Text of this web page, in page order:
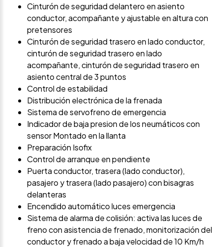
Cinturón de seguridad delantero en asiento
conductor, acompañante y ajustable en altura con
pretensores
Cinturón de seguridad trasero en lado conductor,
cinturón de seguridad trasero en lado
acompañante, cinturón de seguridad trasero en
asiento central de 3 puntos
Control de estabilidad
Distribución electrónica de la frenada
Sistema de servofreno de emergencia
Indicador de baja presion de los neumáticos con
sensor Montado en la llanta
Preparación Isofix
Control de arranque en pendiente
Puerta conductor, trasera (lado conductor),
pasajero y trasera (lado pasajero) con bisagras
delanteras
Encendido automático luces emergencia
Sistema de alarma de colisión: activa las luces de
freno con asistencia de frenado, monitorización del
conductor y frenado a baja velocidad de 10 Km/h